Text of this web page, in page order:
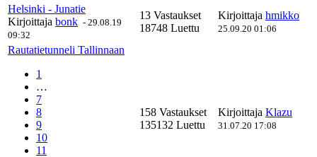
Helsinki - Junatie
Kirjoittaja bonk - 29.08.19
09:32
13 Vastaukset
18748 Luettu
Kirjoittaja hmikko
25.09.20 01:06
Rautatietunneli Tallinnaan
1
…
7
8
9
10
11
158 Vastaukset
135132 Luettu
Kirjoittaja Klazu
31.07.20 17:08